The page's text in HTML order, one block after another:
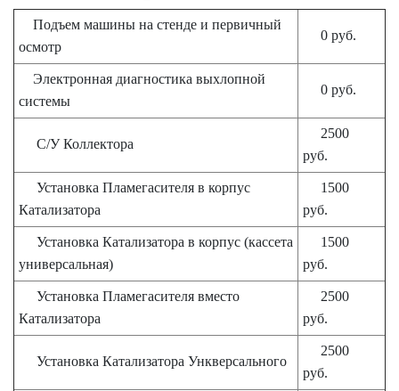
Подъем машины на стенде и первичный
осмотр
0 руб.
Электронная диагностика выхлопной
системы
0 руб.
С/У Коллектора
2500
руб.
Установка Пламегасителя в корпус
Катализатора
1500
руб.
Установка Катализатора в корпус (кассета
универсальная)
1500
руб.
Установка Пламегасителя вместо
Катализатора
2500
руб.
Установка Катализатора Ункверсального
2500
руб.